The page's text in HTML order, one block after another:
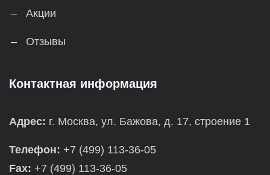
Акции
Отзывы
Контактная информация
Адрес: г. Москва, ул. Бажова, д. 17, строение 1
Телефон: +7 (499) 113-36-05
Fax: +7 (499) 113-36-05